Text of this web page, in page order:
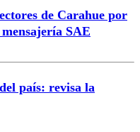
de Carahue por
SAE
país: revisa la